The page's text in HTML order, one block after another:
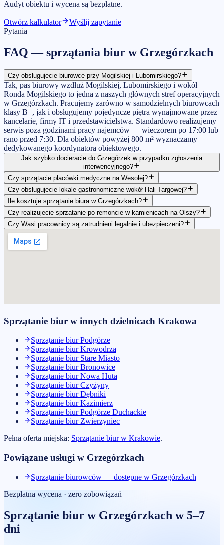
Audyt obiektu i wycena są bezpłatne.
Otwórz kalkulator
Wyślij zapytanie
Pytania
FAQ —sprzątania biur w Grzegórzkach
Czy obsługujecie biurowce przy Mogilskiej i Lubomirskiego?
Tak, pas biurowy wzdłuż Mogilskiej, Lubomirskiego i wokół
Ronda Mogilskiego to jedna z naszych głównych stref operacyjnych
w Grzegórzkach. Pracujemy zarówno w samodzielnych biurowcach
klasy B+, jak i obsługujemy pojedyncze piętra wynajmowane przez
kancelarie, firmy IT i przedstawicielstwa. Standardowo realizujemy
serwis poza godzinami pracy najemców — wieczorem po 17:00 lub
rano przed 7:30. Dla obiektów powyżej 800 m² wyznaczamy
dedykowanego koordynatora obiektowego.
Jak szybko docieracie do Grzegórzek w przypadku zgłoszenia
interwencyjnego?
Czy sprzątacie placówki medyczne na Wesołej?
Czy obsługujecie lokale gastronomiczne wokół Hali Targowej?
Ile kosztuje sprzątanie biura w Grzegórzkach?
Czy realizujecie sprzątanie po remoncie w kamienicach na Olszy?
Czy Wasi pracownicy są zatrudnieni legalnie i ubezpieczeni?
Sprzątanie biur w innych dzielnicach Krakowa
Sprzątanie biur Podgórze
Sprzątanie biur Krowodrza
Sprzątanie biur Stare Miasto
Sprzątanie biur Bronowice
Sprzątanie biur Nowa Huta
Sprzątanie biur Czyżyny
Sprzątanie biur Dębniki
Sprzątanie biur Kazimierz
Sprzątanie biur Podgórze Duchackie
Sprzątanie biur Zwierzyniec
Pełna oferta miejska: Sprzątanie biurw Krakowie.
Powiązane usługi w Grzegórzkach
Sprzątanie biurowców — dostępne w Grzegórzkach
Bezpłatna wycena · zero zobowiązań
Sprzątanie biur w Grzegórzkach w 5–7
dni